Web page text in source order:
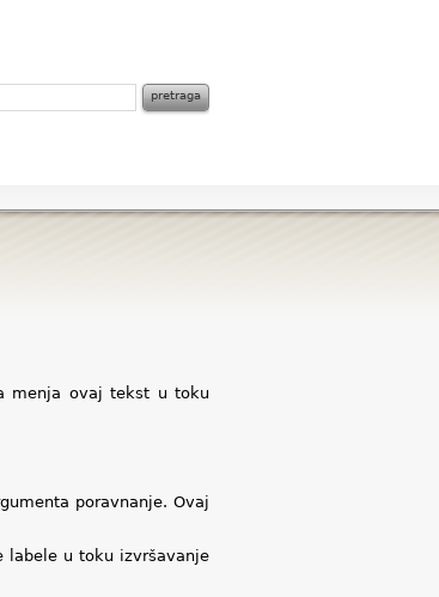
menja ovaj tekst u toku
poravnanje. Ovaj
labele u toku izvršavanje